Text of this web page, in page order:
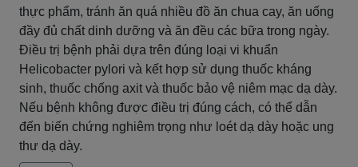
thực phẩm, tránh ăn quá nhiều đồ ăn chua cay, ăn uống
đầy đủ chất dinh dưỡng và ăn đều các bữa trong ngày.
Điều trị bệnh phải dựa trên đúng loại vi khuẩn
Helicobacter pylori và kết hợp sử dụng thuốc kháng
sinh, thuốc chống axit và thuốc bảo vệ niêm mạc dạ dày.
Nếu bệnh không được điều trị đúng cách, có thể dẫn
đến biến chứng nghiêm trọng như loét dạ dày hoặc ung
thư dạ dày.